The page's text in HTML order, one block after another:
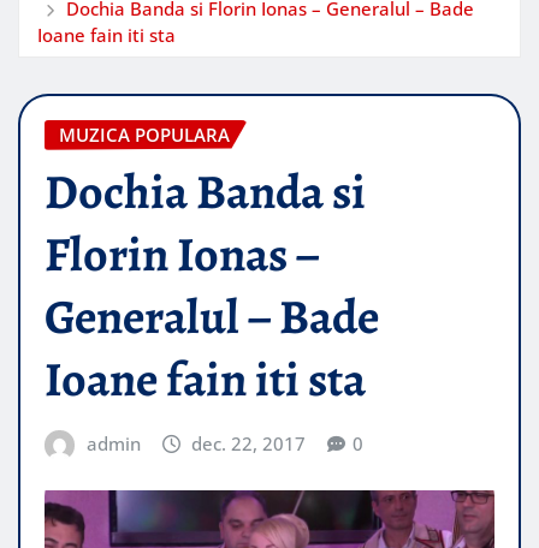
Dochia Banda si Florin Ionas – Generalul – Bade
Ioane fain iti sta
MUZICA POPULARA
Dochia Banda si
Florin Ionas –
Generalul – Bade
Ioane fain iti sta
admin dec. 22, 2017 0